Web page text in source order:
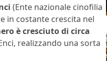
(Ente nazionale cinofilia
in costante crescita nel
è cresciuto di circa
realizzando una sorta